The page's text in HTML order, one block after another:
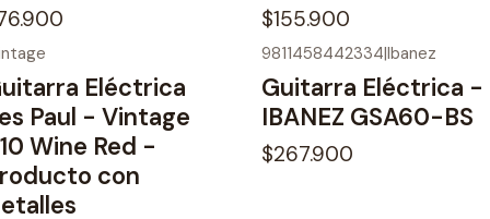
$155.900
OFF
Eléctrica
Paul - Vintage
Wine Red -
con
9811458442334|Ibanez
Guitarra Eléctrica -
IBANEZ GSA60-BS
$267.900